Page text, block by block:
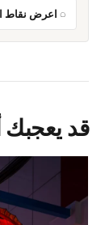
اعرض نقاط
قد يعجبك